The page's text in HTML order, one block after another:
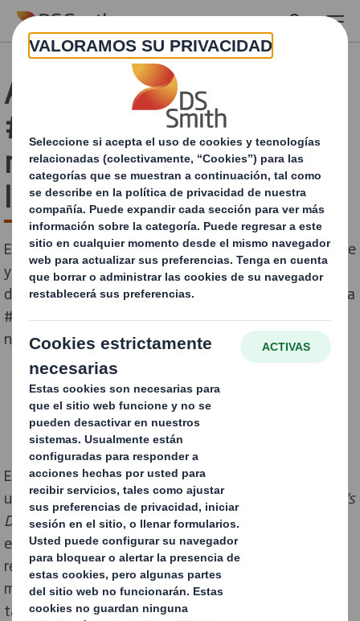
Skip to main content
Apoyando el
#WorldCleanUpDay en
nuestras comunidades
locales
En línea con nuestro compromiso con el medio ambiente
y las comunidades donde operamos, voluntarios de
diversas plantas de DS Smith se han unido a la iniciativa
#WorldCleanUpDay para limpiar y preservar el entorno
natural.
El #WorldCleanUpDay, o Día mundial de la Limpieza, es
una iniciativa que comenzó en Estonia bajo el lema
Let's
Do It Worldy se ha convertido en un movimiento global
enfocado en combatir el problema mundial de los
residuos en los entornos naturales, como playas,
montañas o bosques, aunque ya se ha extendido
también a zonas urbanas. Esta iniciativa se celebra